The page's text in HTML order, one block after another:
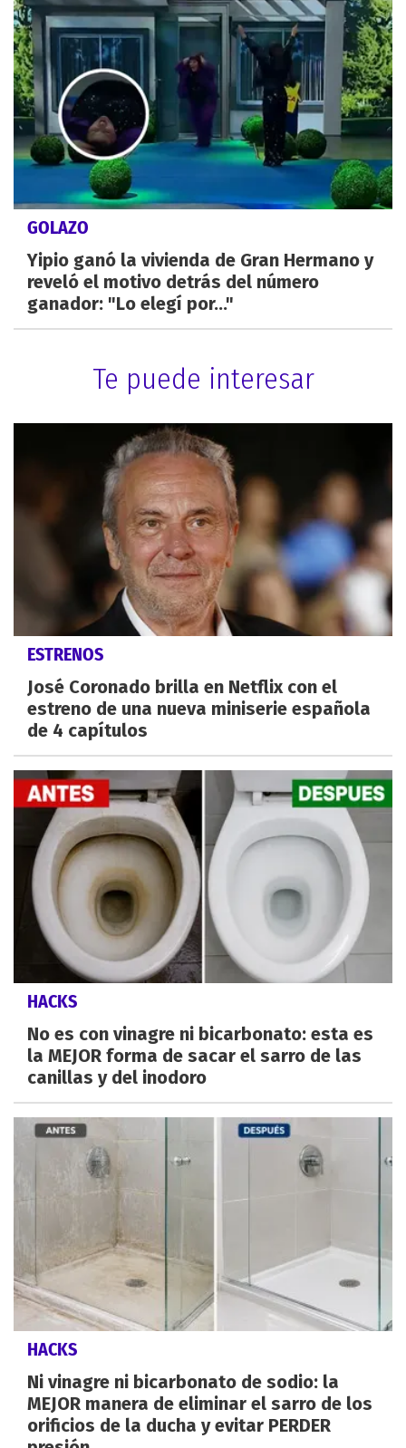
GOLAZO
Yipio ganó la vivienda de Gran Hermano y
reveló el motivo detrás del número
ganador: "Lo elegí por..."
Te puede interesar
ESTRENOS
José Coronado brilla en Netflix con el
estreno de una nueva miniserie española
de 4 capítulos
HACKS
No es con vinagre ni bicarbonato: esta es
la MEJOR forma de sacar el sarro de las
canillas y del inodoro
HACKS
Ni vinagre ni bicarbonato de sodio: la
MEJOR manera de eliminar el sarro de los
orificios de la ducha y evitar PERDER